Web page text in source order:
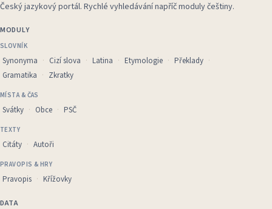
Český jazykový portál. Rychlé vyhledávání napříč moduly češtiny.
MODULY
SLOVNÍK
Synonyma Cizí slova Latina Etymologie
Překlady
Gramatika
Zkratky
MÍSTA & ČAS
Svátky Obce PSČ
TEXTY
Citáty Autoři
PRAVOPIS & HRY
Pravopis Křížovky
DATA